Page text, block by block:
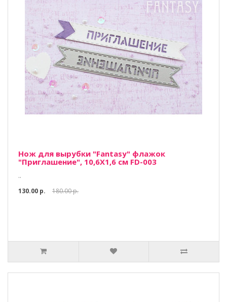
Нож для вырубки "Fantasy" флажок
"Приглашение", 10,6Х1,6 см FD-003
..
130.00 р.
180.00 р.